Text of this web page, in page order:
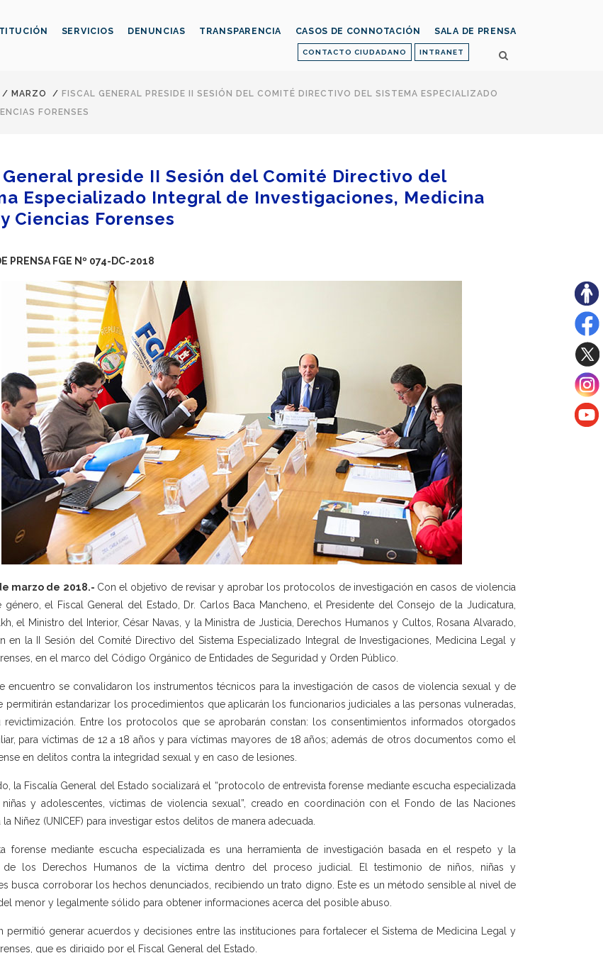
CONTACTO CIUDADANO INTRANET
SERVICIOS DENUNCIAS TRANSPARENCIA CASOS DE CONNOTACIÓN SALA DE PRENSA
/ MARZO / FISCAL GENERAL PRESIDE II SESIÓN DEL COMITÉ DIRECTIVO DEL SISTEMA ESPECIALIZADO
FORENSES
General preside II Sesión del Comité Directivo del
Especializado Integral de Investigaciones, Medicina
Ciencias Forenses
PRENSA FGE Nº 074-DC-2018
marzo de 2018.- Con el objetivo de revisar y aprobar los protocolos de investigación en casos de violencia
género, el Fiscal General del Estado, Dr. Carlos Baca Mancheno, el Presidente del Consejo de la Judicatura,
el Ministro del Interior, César Navas, y la Ministra de Justicia, Derechos Humanos y Cultos, Rosana Alvarado,
en la II Sesión del Comité Directivo del Sistema Especializado Integral de Investigaciones, Medicina Legal y
en el marco del Código Orgánico de Entidades de Seguridad y Orden Público.
encuentro se convalidaron los instrumentos técnicos para la investigación de casos de violencia sexual y de
permitirán estandarizar los procedimientos que aplicarán los funcionarios judiciales a las personas vulneradas,
revictimización. Entre los protocolos que se aprobarán constan: los consentimientos informados otorgados
para víctimas de 12 a 18 años y para víctimas mayores de 18 años; además de otros documentos como el
en delitos contra la integridad sexual y en caso de lesiones.
la Fiscalía General del Estado socializará el “protocolo de entrevista forense mediante escucha especializada
niñas y adolescentes, víctimas de violencia sexual”, creado en coordinación con el Fondo de las Naciones
la Niñez (UNICEF) para investigar estos delitos de manera adecuada.
forense mediante escucha especializada es una herramienta de investigación basada en el respeto y la
de los Derechos Humanos de la víctima dentro del proceso judicial. El testimonio de niños, niñas y
busca corroborar los hechos denunciados, recibiendo un trato digno. Este es un método sensible al nivel de
menor y legalmente sólido para obtener informaciones acerca del posible abuso.
permitió generar acuerdos y decisiones entre las instituciones para fortalecer el Sistema de Medicina Legal y
que es dirigido por el Fiscal General del Estado.